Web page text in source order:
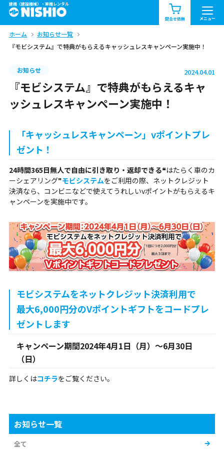
建機（建設機械）・重機レンタル
問合せ依頼 メニュー
商品一覧 お知らせ一覧
問合せ依頼リスト
北海道 東北 関東
中部 関西 中国・四国
九州・沖縄（外部）
ホーム
お知らせ一覧
『モビシステム』で特典がもらえるキャッシュレスキャンペーン実施中！
お知らせ 2024.04.01
『モビシステム』で特典がもらえるキャ
ッシュレスキャンペーン実施中！
「キャッシュレスキャンペーン」vポイントプレ
ゼント！
24時間365日無人で自由に引き取り・返却できる❝はたらく車のカ
ーシェアリング❞モビシステムをご利用の際、ネットクレジット
決済なら、コンビニなどで使えてうれしいvポイントがもらえるキ
ャンペーンを実施中です。
モビシステムをネットクレジット決済利用で
最大6,000円分のVポイントギフトをコードプレ
ゼントします
キャンペーン期間2024年4月1日（月）～6月30日
（日）
詳しくはコチラをご覧ください。
お知らせ一覧
全て